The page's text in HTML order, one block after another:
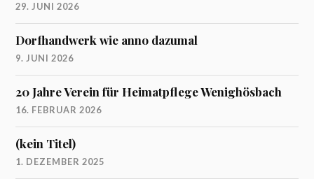
29. JUNI 2026
Dorfhandwerk wie anno dazumal
9. JUNI 2026
20 Jahre Verein für Heimatpflege Wenighösbach
16. FEBRUAR 2026
(kein Titel)
1. DEZEMBER 2025